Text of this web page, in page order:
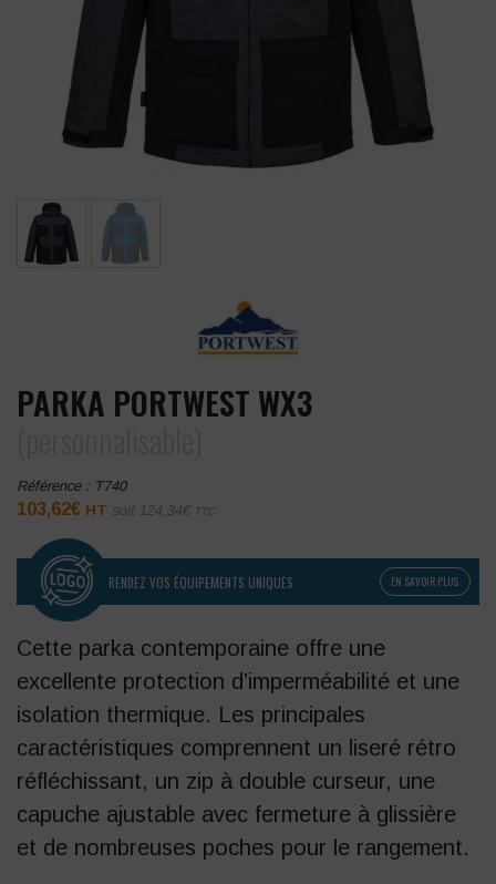
PARKA PORTWEST WX3
Référence : T740
103,62€ HT soit 124,34€ TTC
RENDEZ VOS ÉQUIPEMENTS UNIQUES EN SAVOIR PLUS
Cette parka contemporaine offre une
excellente protection d’imperméabilité et une
isolation thermique. Les principales
caractéristiques comprennent un liseré rétro
réfléchissant, un zip à double curseur, une
capuche ajustable avec fermeture à glissière
et de nombreuses poches pour le rangement.